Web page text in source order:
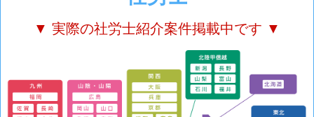
▼ 実際の社労士紹介案件掲載中です ▼